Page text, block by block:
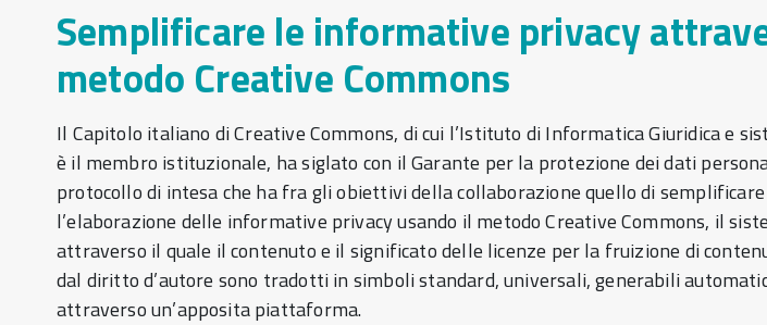
Semplificare le informative privacy
metodo Creative Commons
Il Capitolo italiano di Creative Commons, di cui l’Istituto di Informatica Giuridica e
è il membro istituzionale, ha siglato con il Garante per la protezione dei dati
protocollo di intesa che ha fra gli obiettivi della collaborazione quello di semplificare
l’elaborazione delle informative privacy usando il metodo Creative Commons, il
attraverso il quale il contenuto e il significato delle licenze per la fruizione di
dal diritto d’autore sono tradotti in simboli standard, universali, generabili
attraverso un’apposita piattaforma.